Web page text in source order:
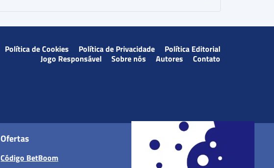
Política de Cookies Política de Privacidade
Política Editorial
Jogo Responsável
Sobre nós Autores Contato
Ofertas
Código BetBoom